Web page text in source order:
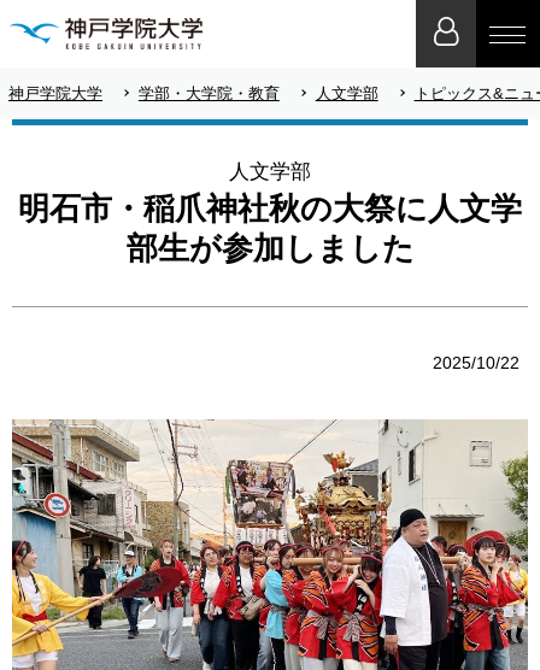
神戸学院大学 学部・大学院・教育 人文学部 トピックス&ニ
人文学部
明石市・稲爪神社秋の大祭に人文学
部生が参加しました
2025/10/22